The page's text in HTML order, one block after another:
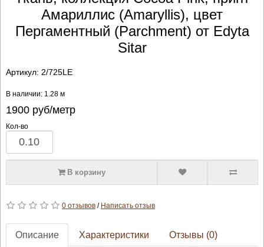
Амариллис (Amaryllis), цвет
Пергаментный (Parchment) от Edyta
Sitar
Артикул: 2/725LE
В наличии: 1.28 м
1900руб/метр
Кол-во
В корзину
0 отзывов/ Написать отзыв
Описание Характеристики Отзывы (0)